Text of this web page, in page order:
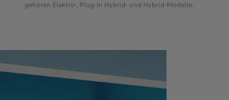
gehören Elektro-, Plug-In Hybrid- und Hybrid-Modelle.